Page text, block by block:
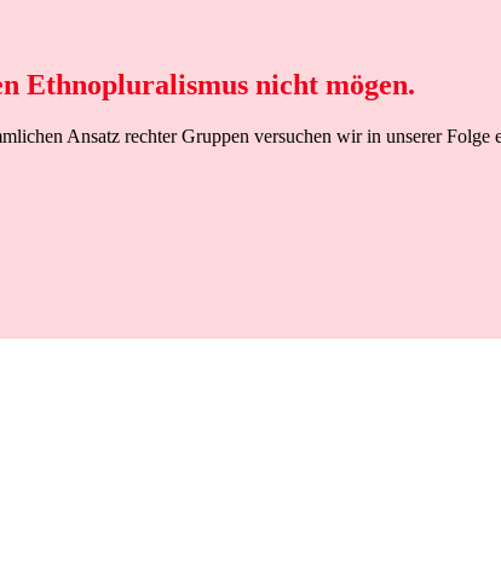
Ethnopluralismus nicht mögen.
Ansatz rechter Gruppen versuchen wir in unserer Folge